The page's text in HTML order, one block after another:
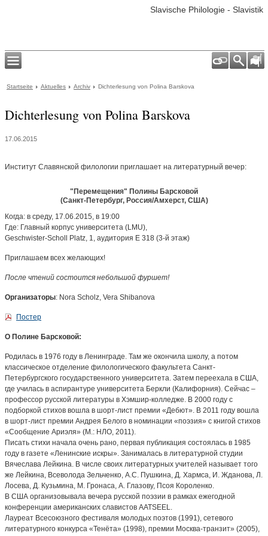
Slavische Philologie - Slavistik
Startseite Aktuelles Archiv Dichterlesung von Polina Barskova
Dichterlesung von Polina Barskova
17.06.2015
Институт Славянской филологии приглашает на литературный вечеp:
"Перемещения" Полины Барсковой
(Санкт-Петербург, Россия/Амхерст, США)
Когда: в среду, 17.06.2015, в 19:00
Где: Главный корпус университета (LMU),
Geschwister-Scholl Platz, 1, аудитория E 318 (3-й этаж)
Приглашаем всех желающих!
После чтений состоится небольшой фуршет!
Организаторы: Nora Scholz, Vera Shibanova
Постер
О Полине Барсковой:
Родилась в 1976 году в Ленинграде. Там же окончила школу, а потом
классическое отделение филологического факультета Санкт-
Петербургского государственного университета. Затем переехала в США,
где училась в аспирантуре университета Беркли (Калифорния). Сейчас –
профессор русской литературы в Хэмшир-колледже. В 2000 году с
подборкой стихов вошла в шорт-лист премии «Дебют». В 2011 году вошла
в шорт-лист премии Андрея Белого в номинации «поэзия» с книгой стихов
«Сообщение Ариэля» (М.: НЛО, 2011).
Писать стихи начала очень рано, первая публикация состоялась в 1985
году в газете «Ленинские искры». Занималась в литературной студии
Вячеслава Лейкина. В числе своих литературных учителей называет того
же Лейкина, Всеволода Зельченко, А.С. Пушкина, Д. Хармса, И. Жданова, Л.
Лосева, Д. Кузьмина, М. Гронаса, А. Глазову, Псоя Короленко.
В США организовывала вечера русской поэзии в рамках ежегодной
конференции американских славистов AATSEEL.
Лауреат Всесоюзного фестиваля молодых поэтов (1991), сетевого
литературного конкурса «Тенёта» (1998), премии Москва-транзит» (2005),